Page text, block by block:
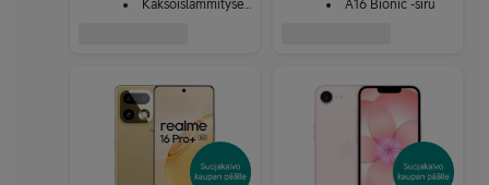
Kaksoislämmityselementti
A16 Bionic -siru